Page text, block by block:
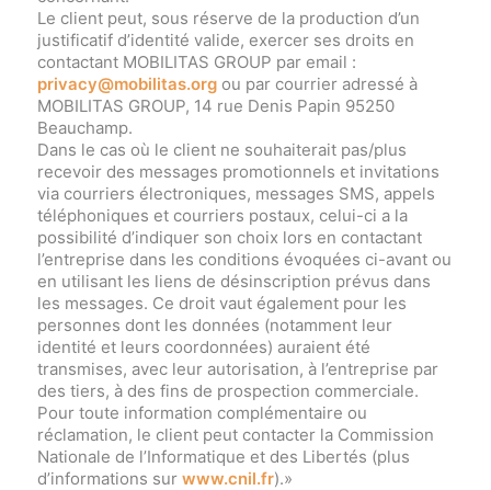
Le client peut, sous réserve de la production d’un
justificatif d’identité valide, exercer ses droits en
contactant MOBILITAS GROUP par email :
privacy@mobilitas.orgou par courrier adressé à
MOBILITAS GROUP, 14 rue Denis Papin 95250
Beauchamp.
Dans le cas où le client ne souhaiterait pas/plus
recevoir des messages promotionnels et invitations
via courriers électroniques, messages SMS, appels
téléphoniques et courriers postaux, celui-ci a la
possibilité d’indiquer son choix lors en contactant
l’entreprise dans les conditions évoquées ci-avant ou
en utilisant les liens de désinscription prévus dans
les messages. Ce droit vaut également pour les
personnes dont les données (notamment leur
identité et leurs coordonnées) auraient été
transmises, avec leur autorisation, à l’entreprise par
des tiers, à des fins de prospection commerciale.
Pour toute information complémentaire ou
réclamation, le client peut contacter la Commission
Nationale de l’Informatique et des Libertés (plus
d’informations sur www.cnil.fr).»